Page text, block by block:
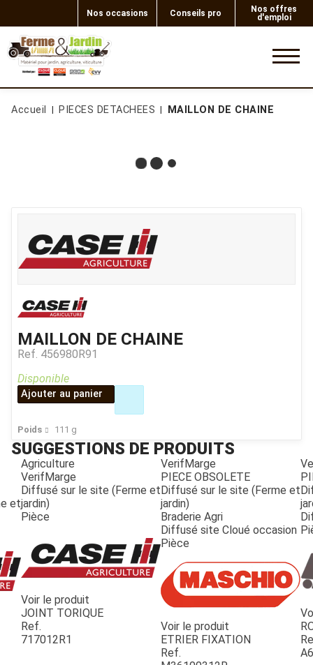
Nos occasions Conseils pro
Nos offres
d'emploi
JOUET
Accueil PIECES DETACHEES MAILLON DE CHAINE
MAILLON DE CHAINE
Ref. 456980R91
Poids 111 g
Disponible
Ajouter au panier
SUGGESTIONS DE PRODUITS
et
Agriculture
VerifMarge
Diffusé sur le site (Ferme et
jardin)
Pièce
Voir le produit
JOINT TORIQUE
Ref.
717012R1
VerifMarge
PIECE OBSOLETE
Diffusé sur le site (Ferme et
jardin)
Braderie Agri
Diffusé site Cloué occasion
Pièce
Voir le produit
ETRIER FIXATION
Ref.